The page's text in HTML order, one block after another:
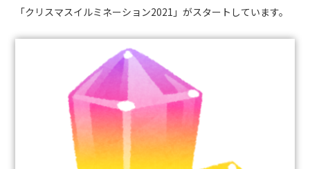
「クリスマスイルミネーション2021 」がスタートしています。